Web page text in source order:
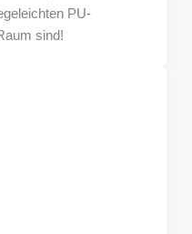
PU-
sind!